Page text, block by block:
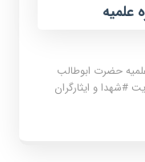
علمیه
حضرت ابوطالب
#شهدا و ایثارگران